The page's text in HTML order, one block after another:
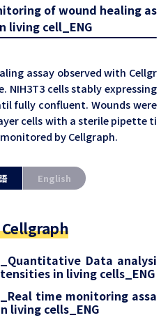
of wound healing as
living cell_ENG
assay observed with Cellgr
NIH3T3 cells stably expressing
fully confluent. Wounds were
cells with a sterile pipette ti
by Cellgraph.
English
Data analysi
in living cells_ENG
time monitoring assa
living cells_ENG